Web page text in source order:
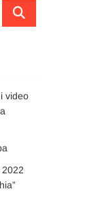
Cerca
video
2022